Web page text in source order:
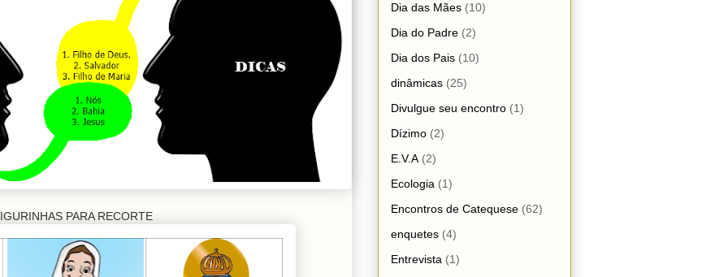
PARA RECORTE
Dia das Mães (10)
Dia do Padre (2)
Dia dos Pais (10)
dinâmicas (25)
Divulgue seu encontro (1)
Dízimo (2)
E.V.A (2)
Ecologia (1)
Encontros de Catequese (62)
enquetes (4)
Entrevista (1)